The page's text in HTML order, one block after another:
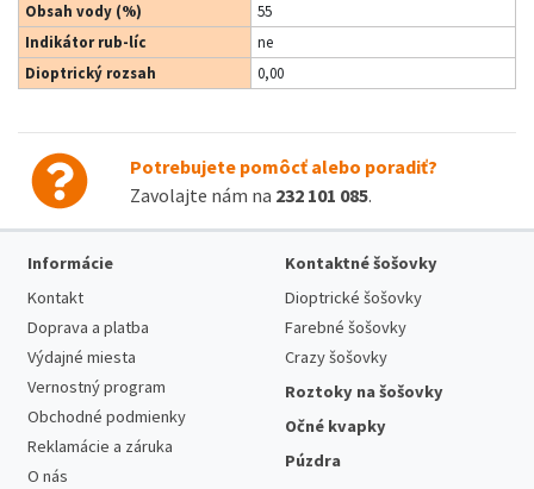
Obsah vody (%)
55
Indikátor rub-líc
ne
Dioptrický rozsah
0,00
Potrebujete pomôcť alebo poradiť?
Zavolajte nám na 232 101 085.
Informácie
Kontakt
Doprava a platba
Výdajné miesta
Vernostný program
Obchodné podmienky
Reklamácie a záruka
O nás
Kontaktné šošovky
Dioptrické šošovky
Farebné šošovky
Crazy šošovky
Roztoky na šošovky
Očné kvapky
Púzdra